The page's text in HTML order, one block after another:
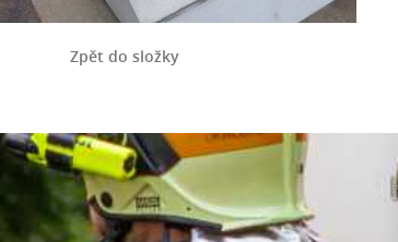
Zpět do složky